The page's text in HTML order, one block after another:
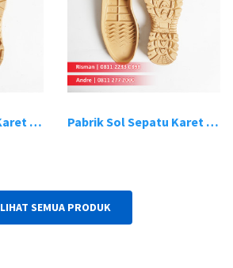
Pabrik Sol Sepatu Karet Bandung 19 Pabrik Sol Sepatu Karet Bandung 20
LIHAT SEMUA PRODUK